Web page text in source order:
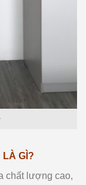
LÀ GÌ?
chất lượng cao,